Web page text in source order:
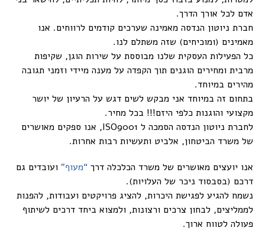
אדם לכל אורך הדרך.
חברת ניוטון הנדסה מאמינה שערכים קודמים לרווחים. אנו
מאמינים (ומוכיחים) שזה משתלם לנו.
כל הפעילות העסקית שלנו מבוססת על שירות הוגן, שקיפות
מרבית ומחירים הוגנים תוך הקפדה על מענה מיידי וזמני תגובה
מהירים במיוחד.
בתחום זה במיוחד אני מבקש לשים דגש על הרעיון של יושר
מקצועי והוגנות כלפי היזם!!! בכל מחיר.
לחברת ניוטון הנדסה הסמכה ל ISO9001, אנו ספקים מאושרים
של משרד הביטחון, אלביט ותעשיות רבות אחרות.
אנו יועצים מאושרים של משרד הכלכלה דרך “מעוף” ועובדים גם
דרכם (בסבסוד ניכר של העלויות).
נשמח להגיע לפגישת היכרות, להציג פרויקטים ועבודות, להפנות
לממליצים, לבחון צרכים ורצונות, ולמצוא ביחד דרכים לשיתוף
פעולה לטווח ארוך.